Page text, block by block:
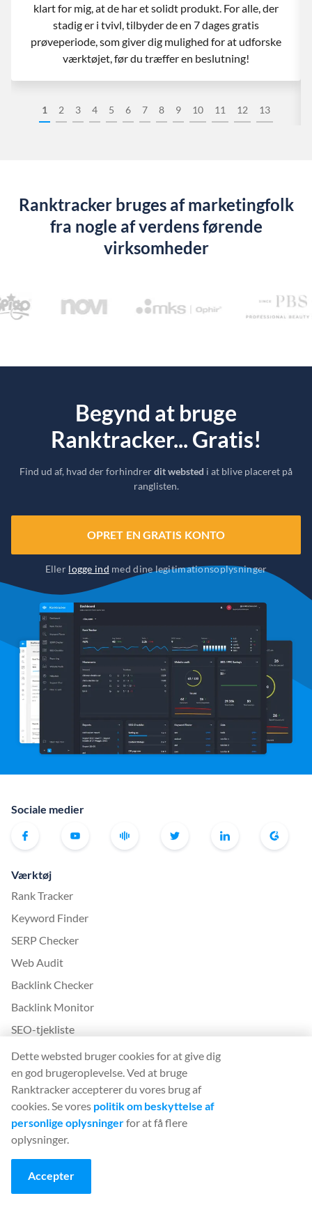
1 2 3 4 5 6 7 8 9 10 11 12 13
klart for mig, at de har et solidt produkt. For alle, der
stadig er i tvivl, tilbyder de en 7 dages gratis
prøveperiode, som giver dig mulighed for at udforske
værktøjet, før du træffer en beslutning!
Ranktracker bruges af marketingfolk
fra nogle af verdens førende
virksomheder
Begynd at bruge
Ranktracker... Gratis!
Find ud af, hvad der forhindrerdit websted i at blive placeret på
ranglisten.
OPRET EN GRATIS KONTO
Eller logge ind med dine legitimationsoplysninger
Sociale medier
Værktøj
Rank Tracker
Keyword Finder
SERP Checker
Web Audit
Backlink Checker
Backlink Monitor
SEO-tjekliste
AI Article Writer
GRATIS: SERP-simulator
Mere fra Ranktracker
White Label SaaS Backlink Service
Affilieret program
Dette websted bruger cookies for at give dig
en god brugeroplevelse. Ved at bruge
Ranktracker accepterer du vores brug af
cookies. Se vores politik om beskyttelse af
personlige oplysningerfor at få flere
oplysninger.
Accepter